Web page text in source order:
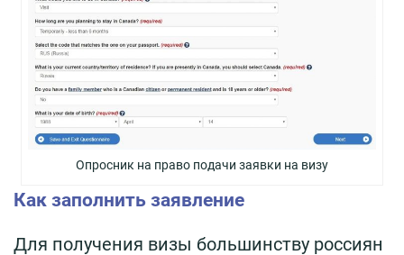
Опросник на право подачи заявки на визу
Как заполнить заявление
Для получения визы большинству россиян